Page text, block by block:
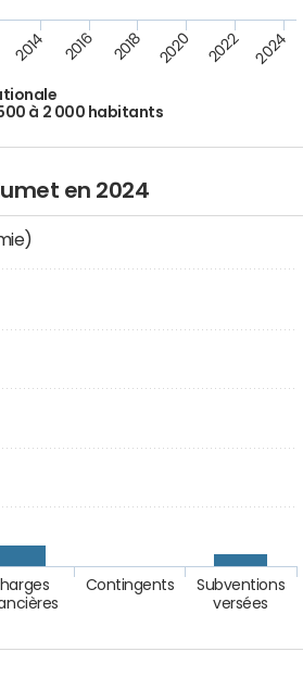
à 2 000 habitants
2014 2016 2018 2020 2022 2024
en 2024
Contingents
Subventions
versées